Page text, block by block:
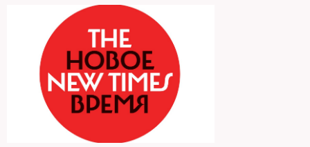
Тамбовского блогера осудили за «антисоветскую агитацию»